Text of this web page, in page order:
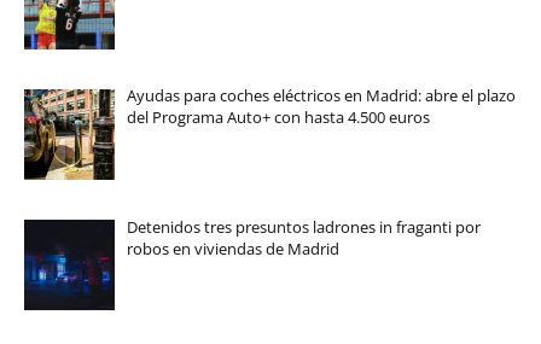
Ayudas para coches eléctricos en Madrid: abre el plazo
del Programa Auto+ con hasta 4.500 euros
Detenidos tres presuntos ladrones in fraganti por
robos en viviendas de Madrid